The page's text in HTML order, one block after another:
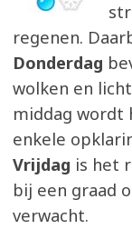
regenen.
Donderdag
wolken en
middag wordt
enkele
Vrijdag is het
bij een graad
verwacht.